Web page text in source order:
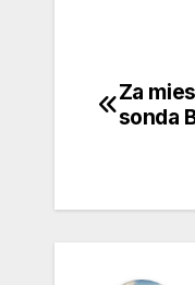
Za
sonda